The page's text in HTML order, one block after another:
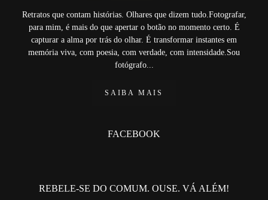
Retratos que contam histórias. Olhares que dizem tudo.Fotografar,
para mim, é mais do que apertar o botão no momento certo. É
capturar a alma por trás do olhar. É transformar instantes em
memória viva, com poesia, com verdade, com intensidade.Sou
fotógrafo...
SAIBA MAIS
FACEBOOK
REBELE-SE DO COMUM. OUSE. VÁ ALÉM!